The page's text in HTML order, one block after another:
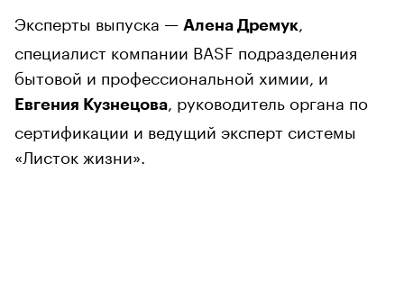
Эксперты выпуска — Алена Дремук
специалист компании BASF подразделения
бытовой и профессиональной химии, и
Евгения Кузнецова
, руководитель органа по
сертификации и ведущий эксперт системы
«Листок жизни».